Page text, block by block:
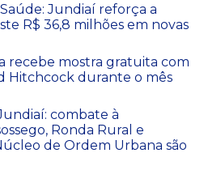
Jundiaí reforça a
R$ 36,8 milhões em novas
recebe mostra gratuita com
Hitchcock durante o mês
combate à
Ronda Rural e
de Ordem Urbana são